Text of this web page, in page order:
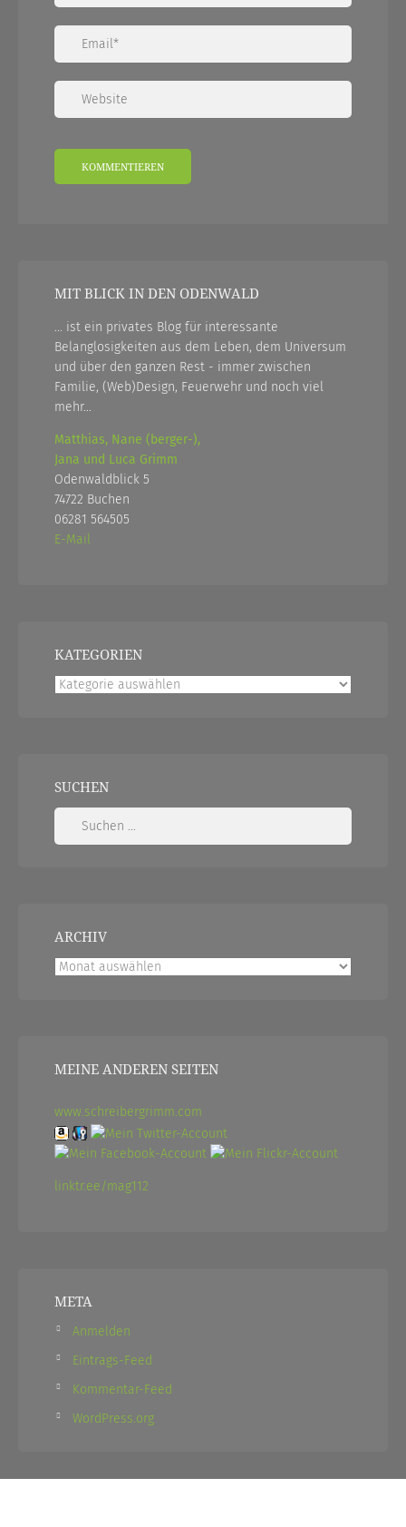
MIT BLICK IN DEN ODENWALD
... ist ein privates Blog für interessante
Belanglosigkeiten aus dem Leben, dem Universum
und über den ganzen Rest - immer zwischen
Familie, (Web)Design, Feuerwehr und noch viel
mehr...
Matthias, Nane (berger-),
Jana und Luca Grimm
Odenwaldblick 5
74722 Buchen
06281 564505
E-Mail
KATEGORIEN
Kategorien
SUCHEN
Suchen
ARCHIV
Archiv
MEINE ANDEREN SEITEN
www.schreibergrimm.com
linktr.ee/mag112
META
Anmelden
Eintrags-Feed
Kommentar-Feed
WordPress.org